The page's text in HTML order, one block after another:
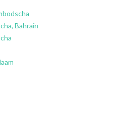
Bahrain